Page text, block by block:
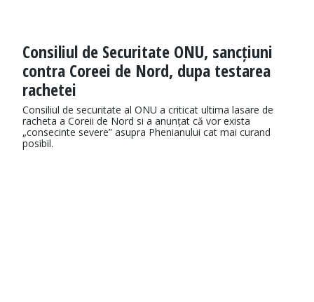
Consiliul de Securitate ONU, sancțiuni
contra Coreei de Nord, dupa testarea
rachetei
Consiliul de securitate al ONU a criticat ultima lasare de
racheta a Coreii de Nord si a anunțat că vor exista
„consecinte severe” asupra Phenianului cat mai curand
posibil.